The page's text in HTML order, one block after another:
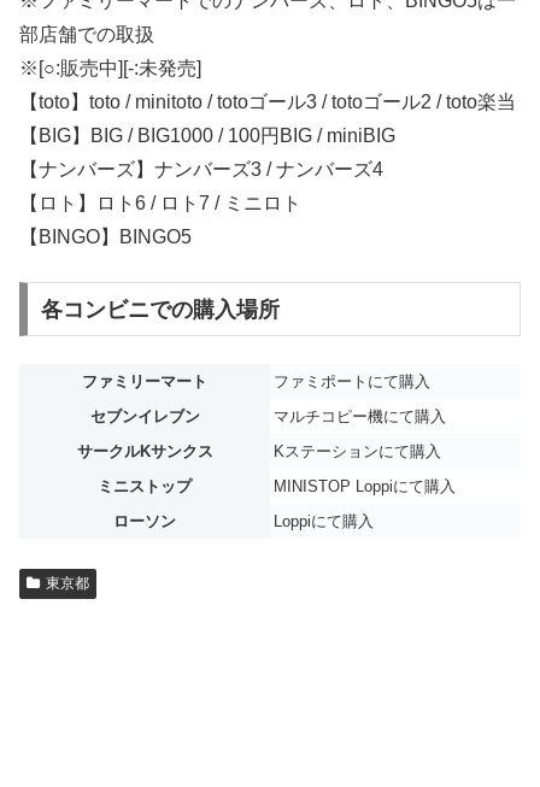
部店舗での取扱
※[○:販売中][-:未発売]
【toto】toto / minitoto / totoゴール3 / totoゴール2 / toto楽当
【BIG】BIG / BIG1000 / 100円BIG / miniBIG
【ナンバーズ】ナンバーズ3 / ナンバーズ4
【ロト】ロト6 / ロト7 / ミニロト
【BINGO】BINGO5
各コンビニでの購入場所
ファミリーマート
ファミポートにて購入
セブンイレブン
マルチコピー機にて購入
サークルKサンクス
Kステーションにて購入
ミニストップ
MINISTOP Loppiにて購入
ローソン
Loppiにて購入
東京都